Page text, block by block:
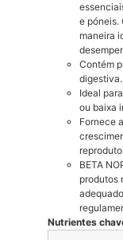
e póneis.
maneira
Contém
digestiva.
Ideal
ou baixa
Fornece
BETA
produtos
Nutrientes